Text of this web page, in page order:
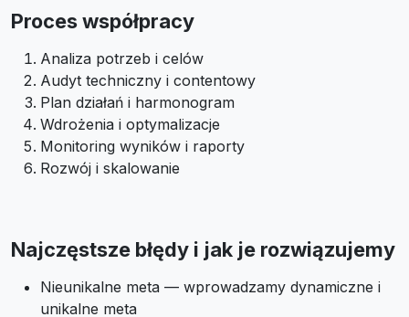
Proces współpracy
Analiza potrzeb i celów
Audyt techniczny i contentowy
Plan działań i harmonogram
Wdrożenia i optymalizacje
Monitoring wyników i raporty
Rozwój i skalowanie
Najczęstsze błędy i jak je rozwiązujemy
Nieunikalne meta — wprowadzamy dynamiczne i
unikalne meta